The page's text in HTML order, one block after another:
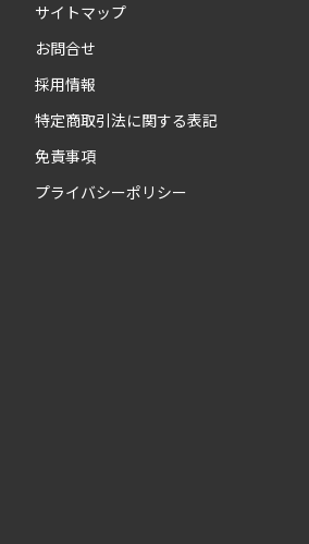
サイトマップ
お問合せ
採用情報
特定商取引法に関する表記
免責事項
プライバシーポリシー